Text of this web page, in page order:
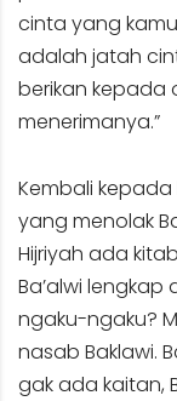
cinta yang
adalah jatah
berikan kepada
menerimanya.”
Kembali
yang menolak
Hijriyah ada
Ba’alwi lengkap
ngaku-ngaku?
nasab Baklawi.
gak ada kaitan,